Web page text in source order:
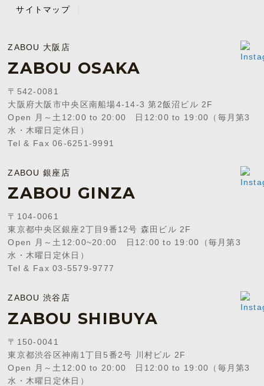
サイトマップ
ZABOU 大阪店
ZABOU OSAKA
〒542-0081
大阪府大阪市中央区南船場4-14-3 第2飯沼ビル 2F
Open 月～土12:00 to 20:00 日12:00 to 19:00（毎月第3
水・木曜日定休日）
Tel & Fax 06-6251-9991
ZABOU 銀座店
ZABOU GINZA
〒104-0061
東京都中央区銀座2丁目9番12号 森田ビル 2F
Open 月～土12:00~20:00 日12:00 to 19:00（毎月第3
水・木曜日定休日）
Tel & Fax 03-5579-9777
ZABOU 渋谷店
ZABOU SHIBUYA
〒150-0041
東京都渋谷区神南1丁目5番2号 川村ビル 2F
Open 月～土12:00 to 20:00 日12:00 to 19:00（毎月第3
水・木曜日定休日）